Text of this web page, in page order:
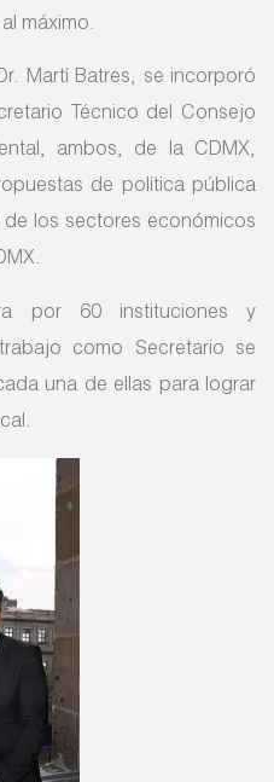
máximo.
Martí Batres, se incorporó
Técnico del Consejo
ambos, de la CDMX,
de política pública
los sectores económicos
por 60 instituciones y
como Secretario se
una de ellas para lograr